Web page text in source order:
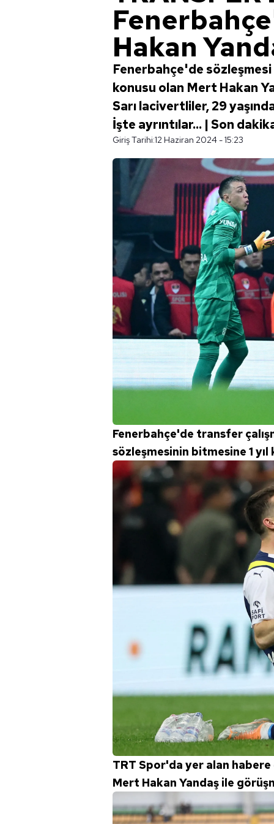
Hakan
Fenerbahçe'de
konusu olan Mert Hakan
Sarı lacivertliler, 29
İşte ayrıntılar... | Son
Giriş Tarihi:12 Haziran 2024 - 15:23
Fenerbahçe'de transfer
sözleşmesinin bitmesine 1
TRT Spor'da yer alan
Mert Hakan Yandaş ile